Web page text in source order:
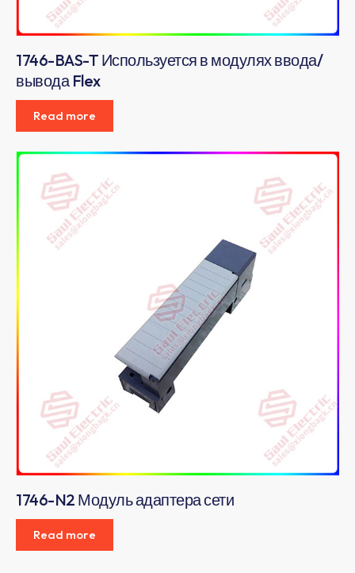
1746-BAS-T Используется в модулях ввода/
вывода Flex
Read more
1746-N2 Модуль адаптера сети
Read more